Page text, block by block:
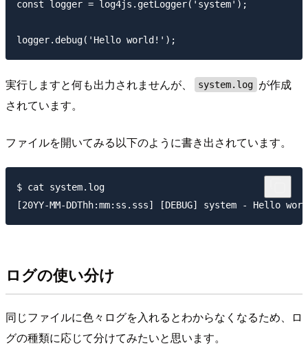
const logger = log4js.getLogger('system');
実行しますと何も出力されませんが、 system.log が作成
されています。
ファイルを開いてみる以下のように書き出されています。
$ cat system.log
ログの使い分け
同じファイルに色々ログを入れるとわからなくなるため、ロ
グの種類に応じて分けてみたいと思います。